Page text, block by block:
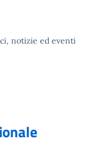
notizie ed eventi